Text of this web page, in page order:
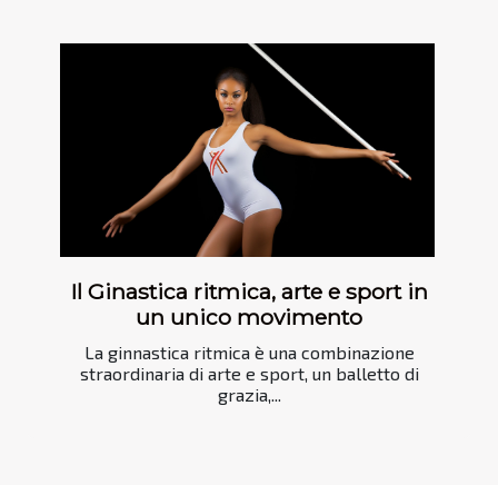
Il Ginastica ritmica, arte e sport in
un unico movimento
La ginnastica ritmica è una combinazione
straordinaria di arte e sport, un balletto di
grazia,...